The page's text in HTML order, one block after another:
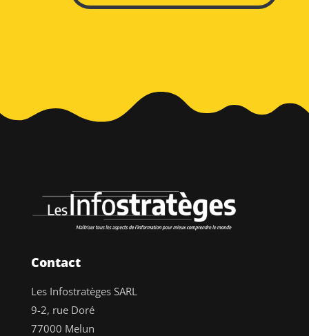
Contact
Les Infostratèges SARL
9-2, rue Doré
77000 Melun